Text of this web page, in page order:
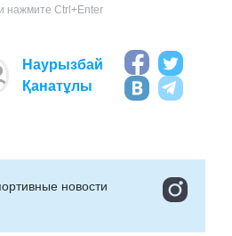
нажмите Ctrl+Enter
Наурызбай
Қанатұлы
новости